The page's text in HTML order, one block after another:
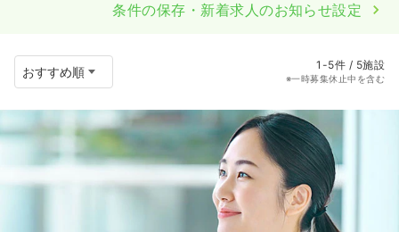
条件の保存・新着求人のお知らせ設定
1-5件 / 5施設
※一時募集休止中を含む